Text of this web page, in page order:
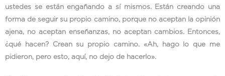
ustedes se están engañando a sí mismos. Están creando una
forma de seguir su propio camino, porque no aceptan la opinión
ajena, no aceptan enseñanzas, no aceptan cambios. Entonces,
¿qué hacen? Crean su propio camino. «Ah, hago lo que me
pidieron, pero esto, aquí, no dejo de hacerlo».